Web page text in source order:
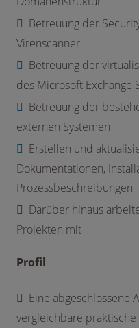
Betreuung der
Virenscanner
Betreuung der
des Microsoft Exchange
Betreuung der
externen Systemen
Erstellen und
Dokumentationen,
Prozessbeschreibungen
Darüber hinaus
Projekten mit
Profil
Eine abgeschlossene
vergleichbare